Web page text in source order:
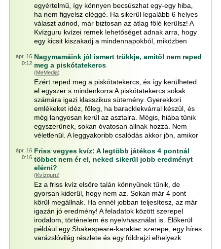
egyértelmű, így könnyen becsúszhat egy-egy hiba,
ha nem figyelsz eléggé. Ha sikerül legalább 6 helyes
választ adnod, már biztosan az átlag fölé kerülsz! A
Kvízguru kvízei remek lehetőséget adnak arra, hogy
egy kicsit kiszakadj a mindennapokból, miközben
ápr. 16
0:12
Nagymamáink jól ismert trükkje, amitől nem reped
meg a piskótatekercs
(MeMedia)
Ezért reped meg a piskótatekercs, és így kerülheted
el egyszer s mindenkorra A piskótatekercs sokak
számára igazi klasszikus sütemény. Gyerekkori
emlékeket idéz, főleg, ha baracklekvárral készül, és
még langyosan kerül az asztalra. Mégis, hiába tűnik
egyszerűnek, sokan óvatosan állnak hozzá. Nem
véletlenül. A leggyakoribb csalódás akkor jön, amikor
ápr. 16
0:16
Friss vegyes kvíz: A legtöbb játékos 4 pontnál
többet nem ér el, neked sikerül jobb eredményt
elérni?
(Kvízguru)
Ez a friss kvíz elsőre talán könnyűnek tűnik, de
gyorsan kiderül, hogy nem az. Sokan már 4 pont
körül megállnak. Ha ennél jobban teljesítesz, az már
igazán jó eredmény! A feladatok között szerepel
irodalom, történelem és nyelvhasználat is. Előkerül
például egy Shakespeare-karakter szerepe, egy híres
varázslóvilág részlete és egy földrajzi elhelyezk